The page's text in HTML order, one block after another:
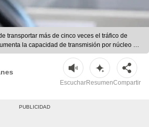
transportar más de cinco veces el tráfico de
la capacidad de transmisión por núcleo en
EscucharResumenCompartir